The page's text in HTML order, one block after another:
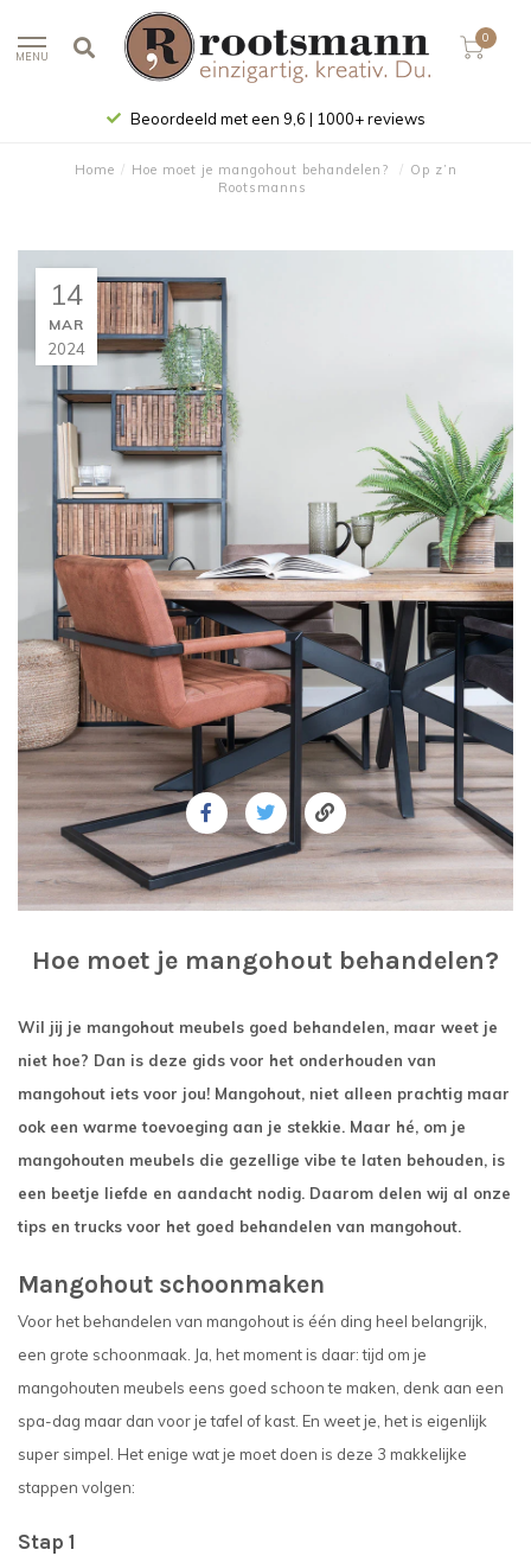
MENU
0
Beoordeeld met een 9,6 | 1000+ reviews
Home / Hoe moet je mangohout behandelen? / Op z’n
Rootsmanns
14
MAR
2024
Hoe moet je mangohout behandelen?
Wil jij je mangohout meubels goed behandelen, maar weet je
niet hoe? Dan is deze gids voor het onderhouden van
mangohout iets voor jou! Mangohout, niet alleen prachtig maar
ook een warme toevoeging aan je stekkie. Maar hé, om je
mangohouten meubels die gezellige vibe te laten behouden, is
een beetje liefde en aandacht nodig. Daarom delen wij al onze
tips en trucks voor het goed behandelen van mangohout.
Mangohout schoonmaken
Voor het behandelen van mangohout is één ding heel belangrijk,
een grote schoonmaak. Ja, het moment is daar: tijd om je
mangohouten meubels eens goed schoon te maken, denk aan een
spa-dag maar dan voor je tafel of kast. En weet je, het is eigenlijk
super simpel. Het enige wat je moet doen is deze 3 makkelijke
stappen volgen:
Stap 1